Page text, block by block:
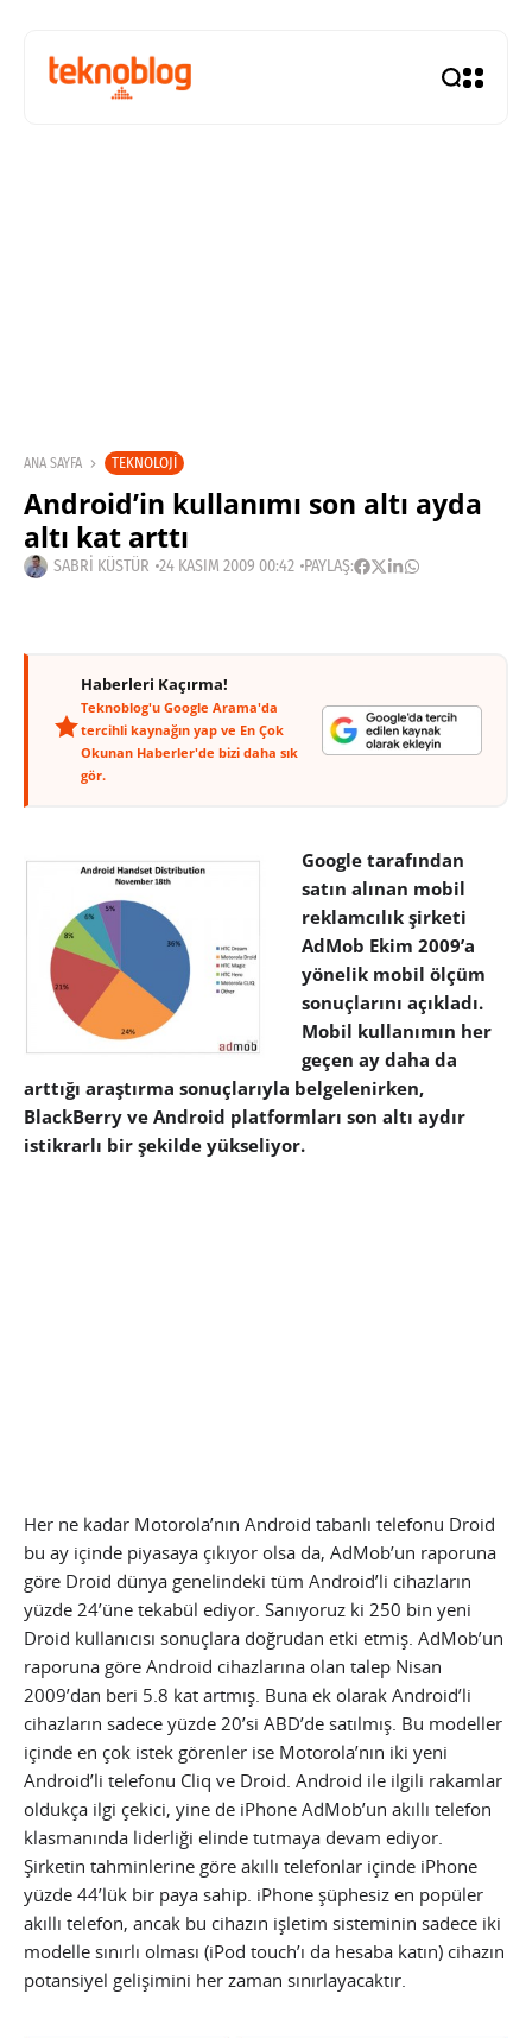
ANA SAYFA TEKNOLOJI
Android’in kullanımı son altı ayda
altı kat arttı
SABRI KÜSTÜR 24 KASIM 2009 00:42 PAYLAŞ:
Haberleri Kaçırma!
Teknoblog'u Google Arama'da
tercihli kaynağın yap ve En Çok
Okunan Haberler'de bizi daha sık
gör.
Google tarafından
satın alınan mobil
reklamcılık şirketi
AdMob Ekim 2009’a
yönelik mobil ölçüm
sonuçlarını açıkladı.
Mobil kullanımın her
geçen ay daha da
arttığı araştırma sonuçlarıyla belgelenirken,
BlackBerry ve Android platformları son altı aydır
istikrarlı bir şekilde yükseliyor.
Her ne kadar Motorola’nın Android tabanlı telefonu Droid
bu ay içinde piyasaya çıkıyor olsa da, AdMob’un raporuna
göre Droid dünya genelindeki tüm Android’li cihazların
yüzde 24’üne tekabül ediyor. Sanıyoruz ki 250 bin yeni
Droid kullanıcısı sonuçlara doğrudan etki etmiş. AdMob’un
raporuna göre Android cihazlarına olan talep Nisan
2009’dan beri 5.8 kat artmış. Buna ek olarak Android’li
cihazların sadece yüzde 20’si ABD’de satılmış. Bu modeller
içinde en çok istek görenler ise Motorola’nın iki yeni
Android’li telefonu Cliq ve Droid. Android ile ilgili rakamlar
oldukça ilgi çekici, yine de iPhone AdMob’un akıllı telefon
klasmanında liderliği elinde tutmaya devam ediyor.
Şirketin tahminlerine göre akıllı telefonlar içinde iPhone
yüzde 44’lük bir paya sahip. iPhone şüphesiz en popüler
akıllı telefon, ancak bu cihazın işletim sisteminin sadece iki
modelle sınırlı olması (iPod touch’ı da hesaba katın) cihazın
potansiyel gelişimini her zaman sınırlayacaktır.